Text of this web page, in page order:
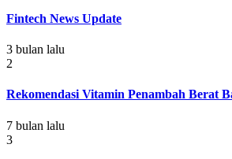
Fintech News Update
3 bulan lalu
2
Rekomendasi Vitamin Penambah Berat
7 bulan lalu
3